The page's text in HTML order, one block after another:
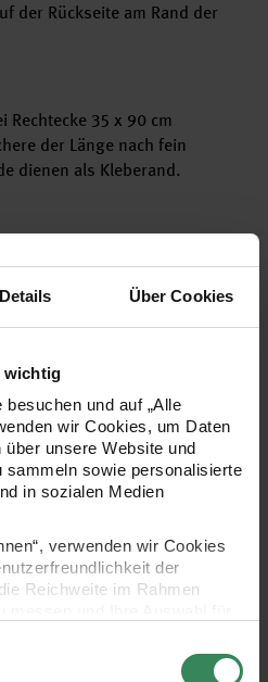
Details Über Cookies
wichtig
und auf „Alle
wir Cookies, um Daten
unsere Website und
sammeln sowie personalisierte
in sozialen Medien
verwenden wir Cookies
der
Reichweite im Rahmen
und kann jederzeit über den
der Rückseite am Rand der
Rechtecke 35 x 90 cm
der Länge nach fein
dienen als Kleberand.
Infos herunterladen